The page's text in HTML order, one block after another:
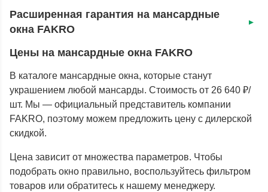
Расширенная гарантия на мансардные
окна FAKRO
Цены на мансардные окна FAKRO
В каталоге мансардные окна, которые станут
украшением любой мансарды. Стоимость от 26 640 ₽/
шт. Мы — официальный представитель компании
FAKRO, поэтому можем предложить цену с дилерской
скидкой.
Цена зависит от множества параметров. Чтобы
подобрать окно правильно, воспользуйтесь фильтром
товаров или обратитесь к нашему менеджеру.